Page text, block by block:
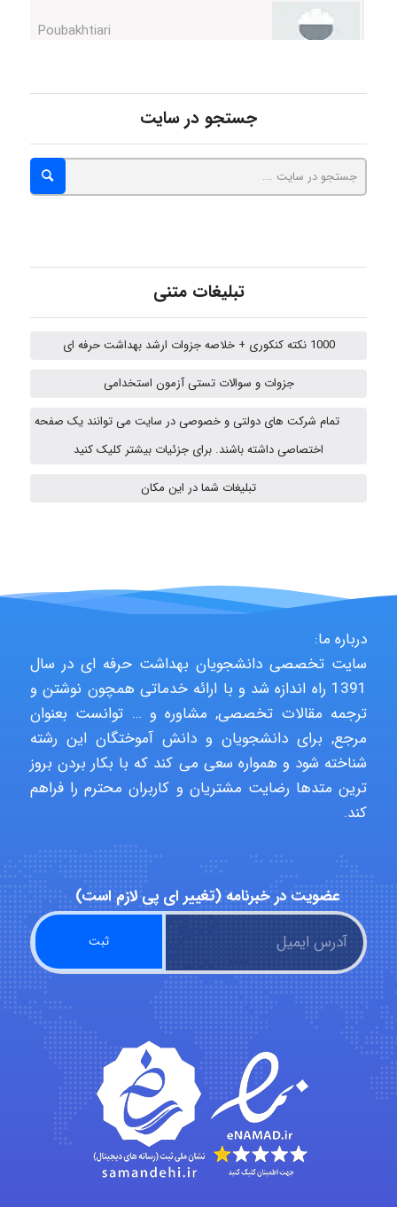
hosein abdolvand
A.balandeh
Jafar Tym
aghajari vahid
Poubakhtiari
hosein abdolvand
Kati
emami
ehtesham
جستجو در سایت
تبلیغات متنی
1000 نکته کنکوری + خلاصه جزوات ارشد بهداشت حرفه ای
جزوات و سوالات تستی آزمون استخدامی
تمام شرکت های دولتی و خصوصی در سایت می توانند یک صفحه
اختصاصی داشته باشند. برای جزئیات بیشتر کلیک کنید
تبلیغات شما در این مکان
درباره ما:
سایت تخصصی دانشجویان بهداشت حرفه ای در سال
1391 راه اندازه شد و با ارائه خدماتی همچون نوشتن و
ترجمه مقالات تخصصی, مشاوره و … توانست بعنوان
مرجع, برای دانشجویان و دانش آموختگان این رشته
شناخته شود و همواره سعی می کند که با بکار بردن بروز
ترین متدها رضایت مشتریان و کاربران محترم را فراهم
کند.
عضویت در خبرنامه (تغییر ای پی لازم است)